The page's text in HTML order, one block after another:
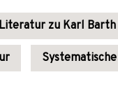
Literatur zu Karl Barth